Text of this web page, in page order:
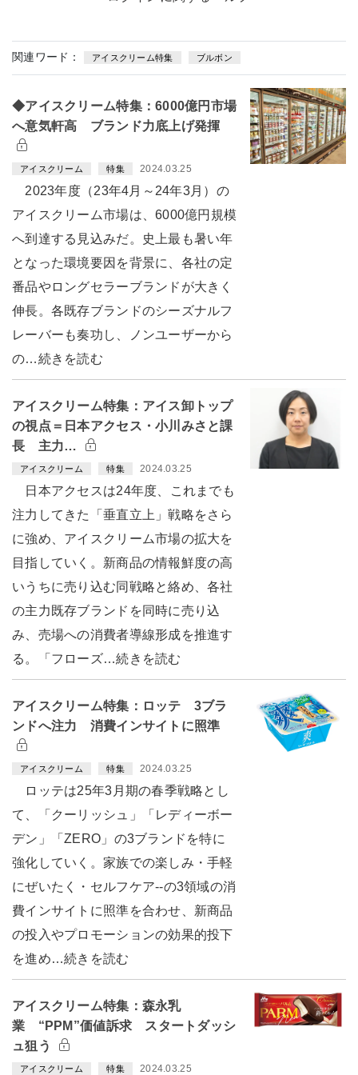
関連ワード： アイスクリーム特集 ブルボン
◆アイスクリーム特集：6000億円市場
へ意気軒高 ブランド力底上げ発揮
アイスクリーム 特集 2024.03.25
2023年度（23年4月～24年3月）の
アイスクリーム市場は、6000億円規模
へ到達する見込みだ。史上最も暑い年
となった環境要因を背景に、各社の定
番品やロングセラーブランドが大きく
伸長。各既存ブランドのシーズナルフ
レーバーも奏功し、ノンユーザーから
の…続きを読む
アイスクリーム特集：アイス卸トップ
の視点＝日本アクセス・小川みさと課
長 主力…
アイスクリーム 特集 2024.03.25
日本アクセスは24年度、これまでも
注力してきた「垂直立上」戦略をさら
に強め、アイスクリーム市場の拡大を
目指していく。新商品の情報鮮度の高
いうちに売り込む同戦略と絡め、各社
の主力既存ブランドを同時に売り込
み、売場への消費者導線形成を推進す
る。「フローズ…続きを読む
アイスクリーム特集：ロッテ 3ブラ
ンドへ注力 消費インサイトに照準
アイスクリーム 特集 2024.03.25
ロッテは25年3月期の春季戦略とし
て、「クーリッシュ」「レディーボー
デン」「ZERO」の3ブランドを特に
強化していく。家族での楽しみ・手軽
にぜいたく・セルフケア--の3領域の消
費インサイトに照準を合わせ、新商品
の投入やプロモーションの効果的投下
を進め…続きを読む
アイスクリーム特集：森永乳
業 “PPM”価値訴求 スタートダッシ
ュ狙う
アイスクリーム 特集 2024.03.25